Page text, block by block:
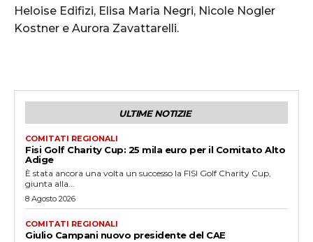
Heloise Edifizi, Elisa Maria Negri, Nicole Nogler
Kostner e Aurora Zavattarelli.
ULTIME NOTIZIE
COMITATI REGIONALI
Fisi Golf Charity Cup: 25 mila euro per il Comitato Alto
Adige
È stata ancora una volta un successo la FISI Golf Charity Cup,
giunta alla...
8 Agosto 2026
COMITATI REGIONALI
Giulio Campani nuovo presidente del CAE